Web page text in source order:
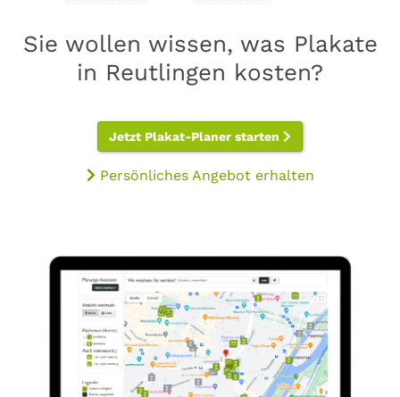
Sie wollen wissen, was Plakate
in Reutlingen kosten?
Jetzt Plakat-Planer starten
Persönliches Angebot erhalten